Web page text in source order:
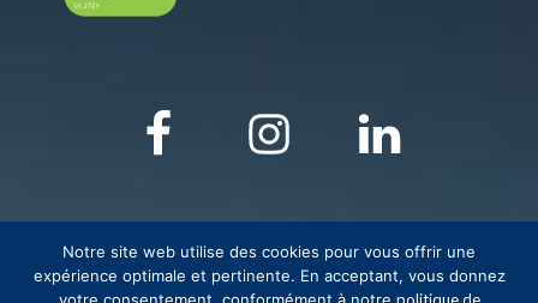
Notre site web utilise des cookies pour vous offrir une
expérience optimale et pertinente. En acceptant, vous donnez